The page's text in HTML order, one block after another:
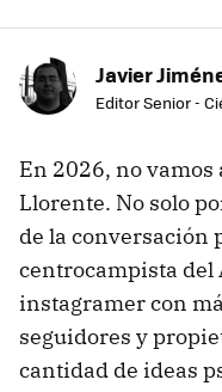
Javier
Editor Senior -
En 2026, no
Llorente. No solo
de la conversación
centrocampista del
instagramer con
seguidores y
cantidad de ideas